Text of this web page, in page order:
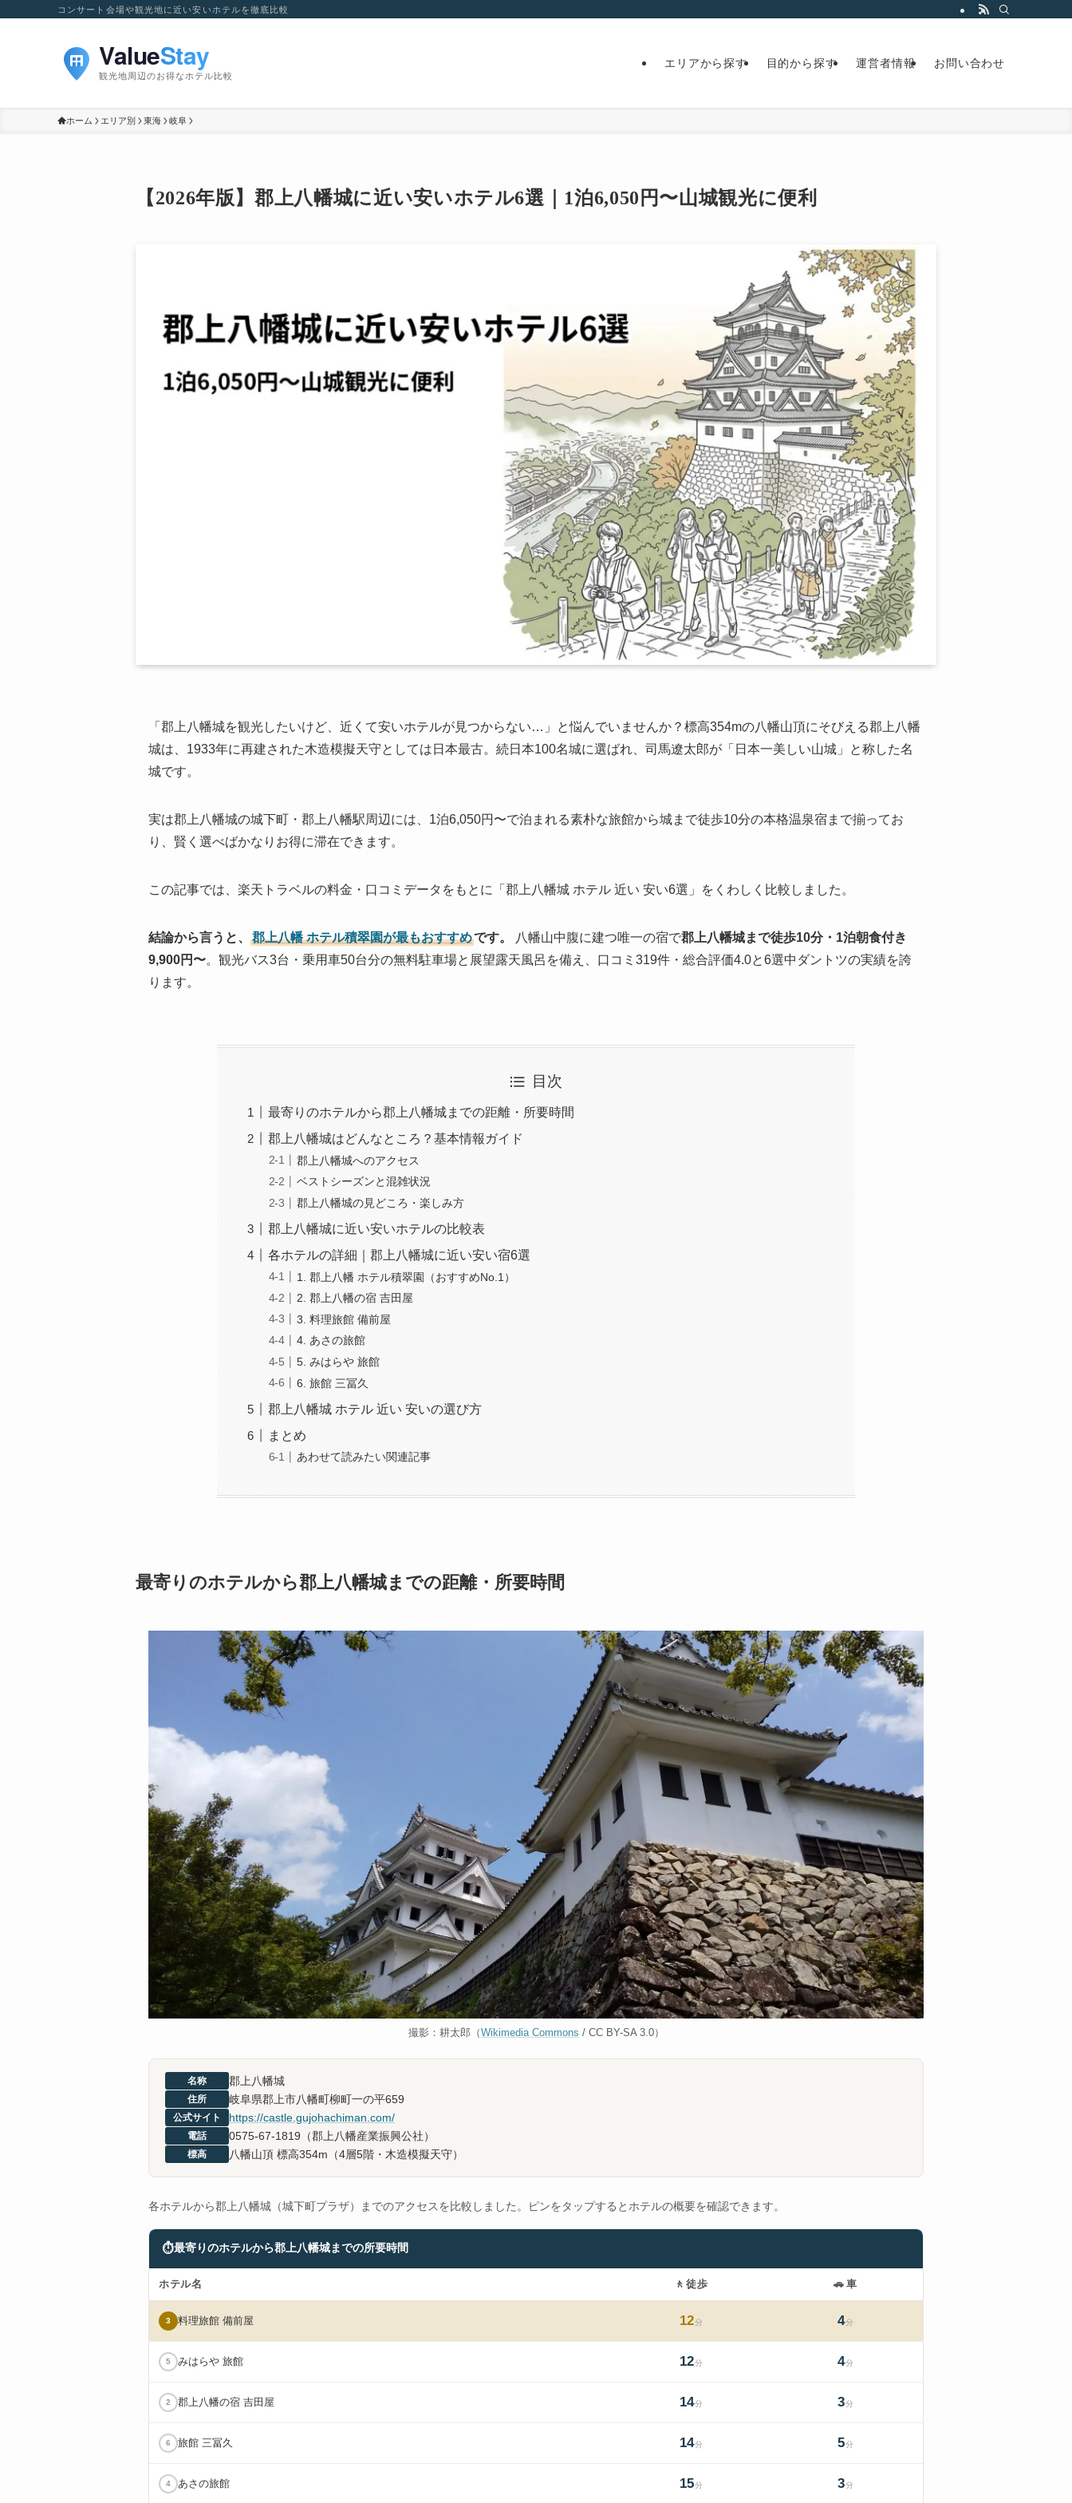
コンサート会場や観光地に近い安いホテルを徹底比較
エリアから探す 目的から探す 運営者情報 お問い合わせ
ホーム エリア別 東海 岐阜
【2026年版】郡上八幡城に近い安いホテル6選｜1泊6,050円〜山城観光に便利
「郡上八幡城を観光したいけど、近くて安いホテルが見つからない…」と悩んでいませんか？標高354mの八幡山頂にそびえる郡上八幡
城は、1933年に再建された木造模擬天守としては日本最古。続日本100名城に選ばれ、司馬遼太郎が「日本一美しい山城」と称した名
城です。
実は郡上八幡城の城下町・郡上八幡駅周辺には、1泊6,050円〜で泊まれる素朴な旅館から城まで徒歩10分の本格温泉宿まで揃ってお
り、賢く選べばかなりお得に滞在できます。
この記事では、楽天トラベルの料金・口コミデータをもとに「郡上八幡城 ホテル 近い 安い6選」をくわしく比較しました。
結論から言うと、 郡上八幡 ホテル積翠園が最もおすすめです。 八幡山中腹に建つ唯一の宿で郡上八幡城まで徒歩10分・1泊朝食付き
9,900円〜。観光バス3台・乗用車50台分の無料駐車場と展望露天風呂を備え、口コミ319件・総合評価4.0と6選中ダントツの実績を誇
ります。
目次
最寄りのホテルから郡上八幡城までの距離・所要時間
郡上八幡城はどんなところ？基本情報ガイド
郡上八幡城へのアクセス
ベストシーズンと混雑状況
郡上八幡城の見どころ・楽しみ方
郡上八幡城に近い安いホテルの比較表
各ホテルの詳細｜郡上八幡城に近い安い宿6選
1. 郡上八幡 ホテル積翠園（おすすめNo.1）
2. 郡上八幡の宿 吉田屋
3. 料理旅館 備前屋
4. あさの旅館
5. みはらや 旅館
6. 旅館 三冨久
郡上八幡城 ホテル 近い 安いの選び方
まとめ
あわせて読みたい関連記事
最寄りのホテルから郡上八幡城までの距離・所要時間
撮影：耕太郎（Wikimedia Commons / CC BY-SA 3.0）
名称 郡上八幡城
住所 岐阜県郡上市八幡町柳町一の平659
公式サイト https://castle.gujohachiman.com/
電話 0575-67-1819（郡上八幡産業振興公社）
標高 八幡山頂 標高354m（4層5階・木造模擬天守）
各ホテルから郡上八幡城（城下町プラザ）までのアクセスを比較しました。ピンをタップするとホテルの概要を確認できます。
⏱最寄りのホテルから郡上八幡城までの所要時間
ホテル名 🚶 徒歩 🚗 車
3 料理旅館 備前屋 12分 4分
5 みはらや 旅館 12分 4分
2 郡上八幡の宿 吉田屋 14分 3分
6 旅館 三冨久 14分 5分
4 あさの旅館 15分 3分